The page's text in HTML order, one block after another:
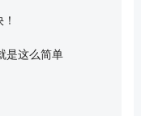
是这么简单